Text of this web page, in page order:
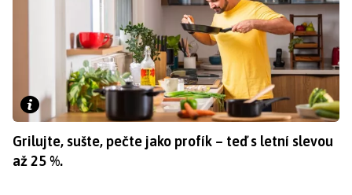
Grilujte, sušte, pečte jako profík – teď s letní slevou
až 25 %.